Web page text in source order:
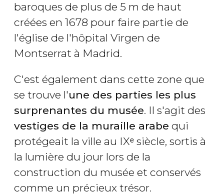
baroques de plus de 5 m de haut
créées en 1678 pour faire partie de
l'église de l'hôpital Virgen de
Montserrat à Madrid.
C'est également dans cette zone que
se trouve l'une des parties les plus
surprenantes du musée. Il s'agit des
vestiges de la muraille arabe qui
protégeait la ville au IXᵉ siècle, sortis à
la lumière du jour lors de la
construction du musée et conservés
comme un précieux trésor.